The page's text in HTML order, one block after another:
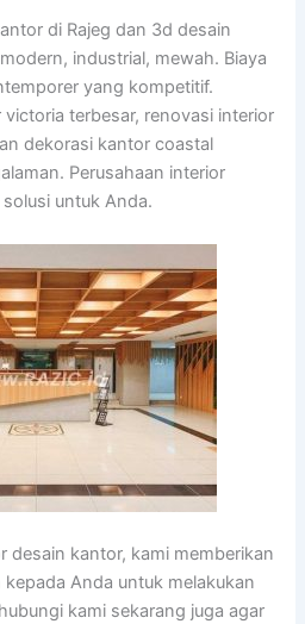
di Rajeg dan 3d desain
industrial, mewah. Biaya
yang kompetitif.
terbesar, renovasi interior
dekorasi kantor coastal
Perusahaan interior
untuk Anda.
desain kantor, kami memberikan
Anda untuk melakukan
kami sekarang juga agar